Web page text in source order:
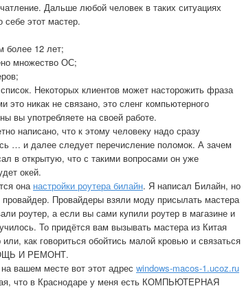
Дальше любой человек в таких ситуациях
себе этот мастер.
более 12 лет;
множество ОС;
Некоторых клиентов может насторожить фраза
никак не связано, это сленг компьютерного
вы употребляете на своей работе.
написано, что к этому человеку надо сразу
… и далее следует перечисление поломок. А зачем
в открытую, что с такими вопросами он уже
окей.
она настройки роутера билайн. Я написал Билайн, но
Провайдеры взяли моду присылать мастера
роутер, а если вы сами купили роутер в магазине и
То придётся вам вызывать мастера из Китая
как говориться обойтись малой кровью и связаться
И РЕМОНТ.
вашем месте вот этот адрес windows-macos-1.ucoz.ru
что в Краснодаре у меня есть КОМПЬЮТЕРНАЯ